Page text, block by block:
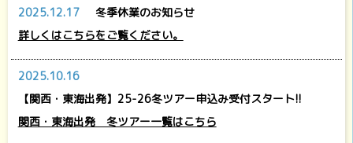
2025.12.17
冬季休業のお知らせ
詳しくはこちらをご覧ください。
2025.10.16
【関西・東海出発】25-26冬ツアー申込み受付スタート!!
関西・東海出発 冬ツアー一覧はこちら